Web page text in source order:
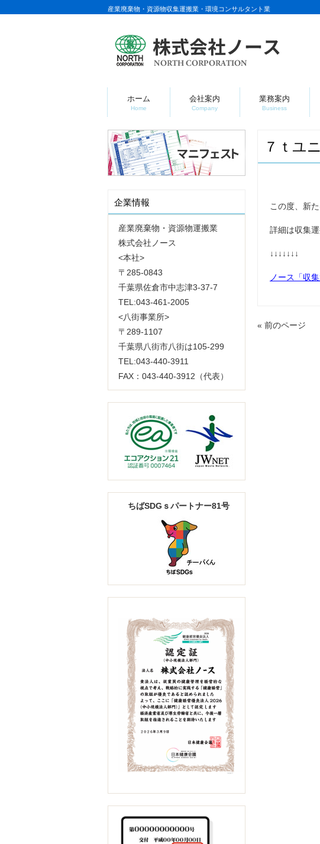
産業廃棄物・資源物収集運搬業・環境コンサルタント業
ホーム
Home
会社案内
Company
業務案内
Business
７ｔユ
この度、新
詳細は収集
↓↓↓↓↓↓↓
ノース「収
« 前のページ
企業情報
産業廃棄物・資源物運搬業
株式会社ノース
<本社>
〒285-0843
千葉県佐倉市中志津3-37-7
TEL:043-461-2005
<八街事業所>
〒289-1107
千葉県八街市八街は105-299
TEL:043-440-3911
FAX：043-440-3912（代表）
ちばSDGｓパートナー81号